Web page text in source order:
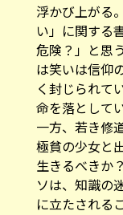
浮かび上がる
い」に関する
危険？」と思
は笑いは信仰
く封じられて
命を落として
一方、若き修
極貧の少女と
生きるべきか
ソは、知識の
に立たされる